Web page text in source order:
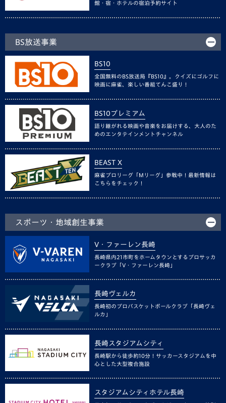
館・宿・ホテルの宿泊予約サイト
BS放送事業
BS10
全国無料のBS放送局『BS10』。クイズにゴルフに
映画に麻雀、楽しい番組てんこ盛り！
BS10プレミアム
語り継がれる映画や音楽をお届けする、大人のた
めのエンタテインメントチャンネル
BEAST X
麻雀プロリーグ「Mリーグ」参戦中！最新情報は
こちらをチェック！
スポーツ・地域創生事業
V・ファーレン長崎
長崎県内21市町をホームタウンとするプロサッカ
ークラブ「V・ファーレン長崎」
長崎ヴェルカ
長崎初のプロバスケットボールクラブ「長崎ヴェ
ルカ」
長崎スタジアムシティ
長崎駅から徒歩約10分！サッカースタジアムを中
心とした大型複合施設
スタジアムシティホテル長崎